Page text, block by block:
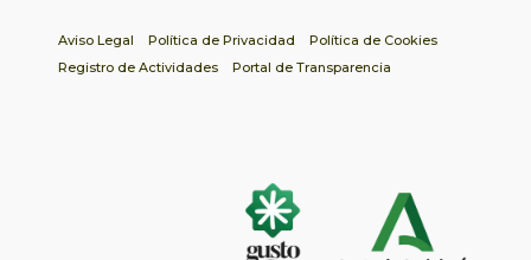
Aviso Legal Política de Privacidad
Política de Cookies
Registro de Actividades
Portal de Transparencia